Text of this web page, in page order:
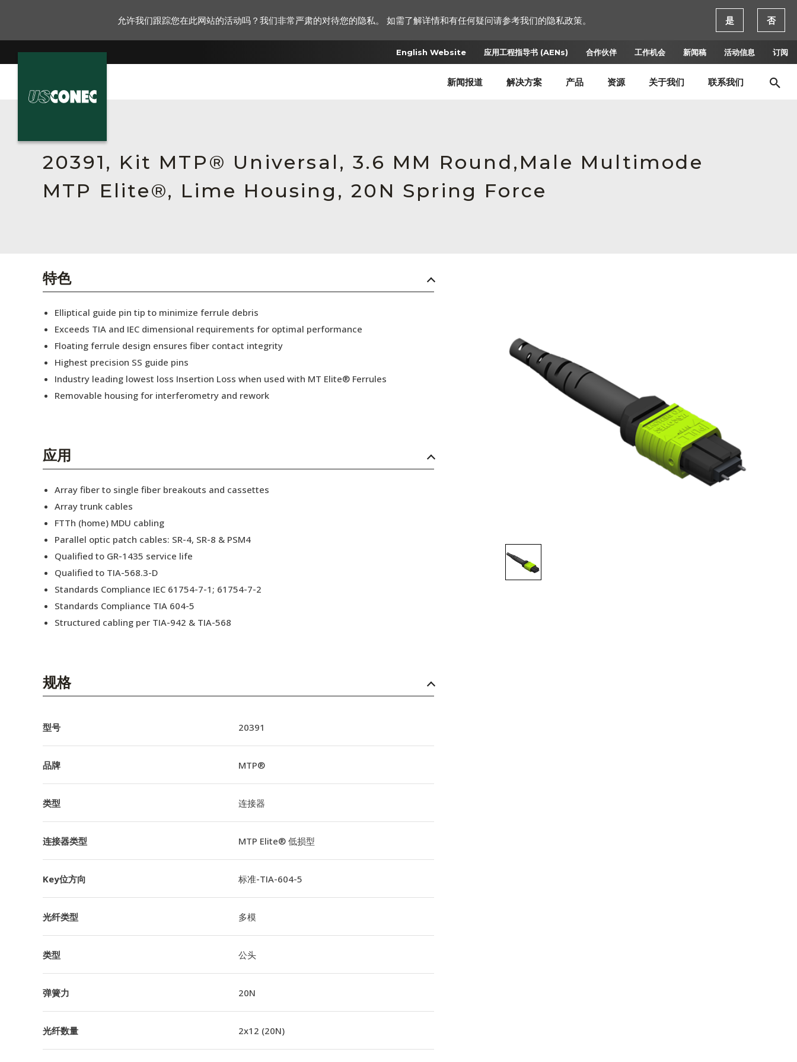
English Website 应用工程指导书 (AENs) 合作伙伴 工作机会 新闻稿 活动信息 订阅
新闻报道 解决方案 产品 资源 关于我们 联系我们
English Website
应用工程指导书 (AENs)
工作机会
活动信息
20391, Kit MTP® Universal, 3.6 MM Round,Male Multimode
MTP Elite®, Lime Housing, 20N Spring Force
特色
Elliptical guide pin tip to minimize ferrule debris
Exceeds TIA and IEC dimensional requirements for optimal performance
Floating ferrule design ensures fiber contact integrity
Highest precision SS guide pins
Industry leading lowest loss Insertion Loss when used with MT Elite® Ferrules
Removable housing for interferometry and rework
应用
Array fiber to single fiber breakouts and cassettes
Array trunk cables
FTTh (home) MDU cabling
Parallel optic patch cables: SR-4, SR-8 & PSM4
Qualified to GR-1435 service life
Qualified to TIA-568.3-D
Standards Compliance IEC 61754-7-1; 61754-7-2
Standards Compliance TIA 604-5
Structured cabling per TIA-942 & TIA-568
规格
型号 20391
品牌 MTP®
类型 连接器
连接器类型 MTP Elite® 低损型
Key位方向 标准-TIA-604-5
光纤类型 多模
类型 公头
弹簧力 20N
光纤数量 2x12 (20N)
允许我们跟踪您在此网站的活动吗？我们非常严肃的对待您的隐私。 如需了解详情和有任何疑问请参考我们的隐私政策。 是 否